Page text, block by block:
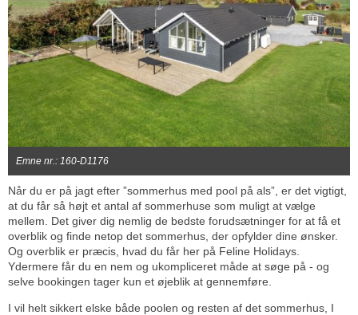
Emne nr.: 160-D1176
Når du er på jagt efter ”sommerhus med pool på als”, er det vigtigt,
at du får så højt et antal af sommerhuse som muligt at vælge
mellem. Det giver dig nemlig de bedste forudsætninger for at få et
overblik og finde netop det sommerhus, der opfylder dine ønsker.
Og overblik er præcis, hvad du får her på Feline Holidays.
Ydermere får du en nem og ukompliceret måde at søge på - og
selve bookingen tager kun et øjeblik at gennemføre.
I vil helt sikkert elske både poolen og resten af det sommerhus, I